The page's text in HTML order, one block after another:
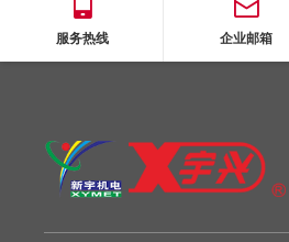
服务热线 企业邮箱